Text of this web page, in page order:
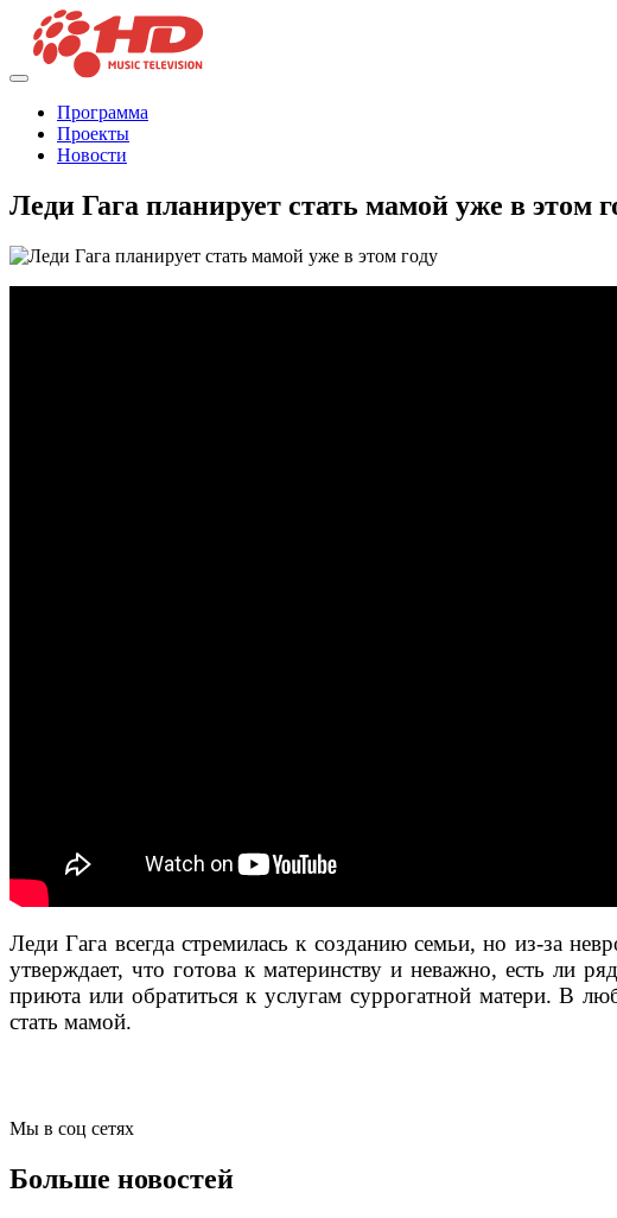
Программа
Проекты
Новости
Леди Гага планирует стать мамой уже в этом
Леди Гага всегда стремилась к созданию семьи, но из-за
утверждает, что готова к материнству и неважно, есть ли
приюта или обратиться к услугам суррогатной матери. В
стать мамой.
Мы в соц сетях
Больше новостей